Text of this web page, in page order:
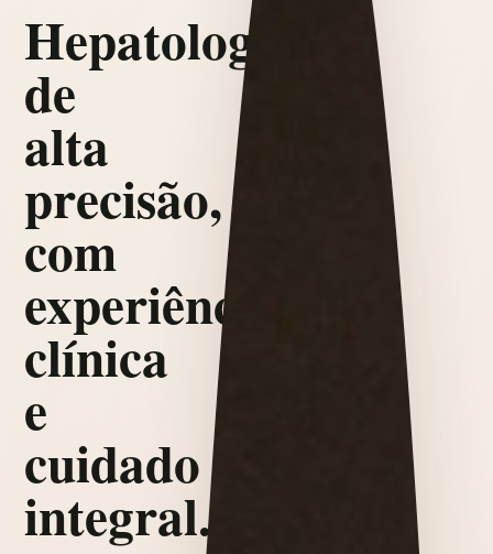
Hepatologia
de
alta
precisão,
com
experiência
clínica
e
cuidado
integral.